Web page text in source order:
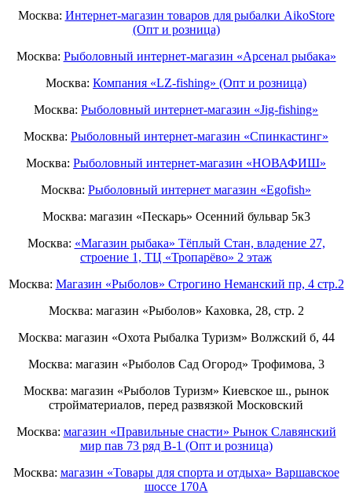
Москва: Интернет-магазин товаров для рыбалки AikoStore
(Опт и розница)
Москва: Рыболовный интернет-магазин «Арсенал рыбака»
Москва: Компания «LZ-fishing» (Опт и розница)
Москва: Рыболовный интернет-магазин «Jig-fishing»
Москва: Рыболовный интернет-магазин «Спинкастинг»
Москва: Рыболовный интернет-магазин «НОВАФИШ»
Москва: Рыболовный интернет магазин «Egofish»
Москва: магазин «Пескарь» Осенний бульвар 5к3
Москва: «Магазин рыбака» Тёплый Стан, владение 27,
строение 1, ТЦ «Тропарёво» 2 этаж
Москва: Магазин «Рыболов» Строгино Неманский пр, 4 стр.2
Москва: магазин «Рыболов» Каховка, 28, стр. 2
Москва: магазин «Охота Рыбалка Туризм» Волжский б, 44
Москва: магазин «Рыболов Сад Огород» Трофимова, 3
Москва: магазин «Рыболов Туризм» Киевское ш., рынок
стройматериалов, перед развязкой Московский
Москва: магазин «Правильные снасти» Рынок Славянский
мир пав 73 ряд B-1 (Опт и розница)
Москва: магазин «Товары для спорта и отдыха» Варшавское
шоссе 170А